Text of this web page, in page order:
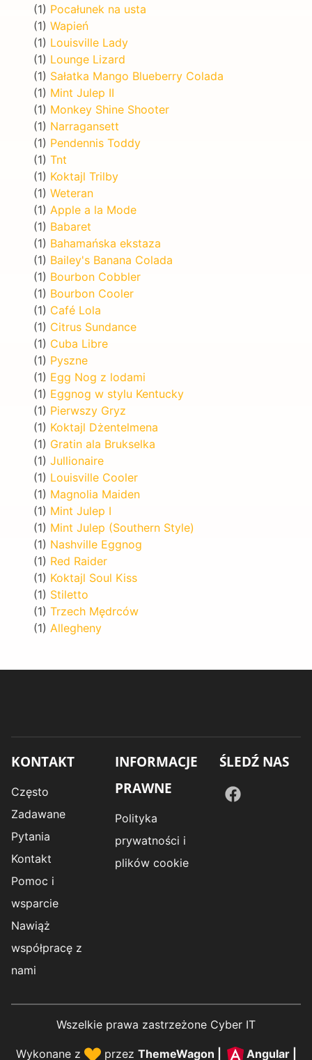
(1) Pocałunek na usta
(1) Wapień
(1) Louisville Lady
(1) Lounge Lizard
(1) Sałatka Mango Blueberry Colada
(1) Mint Julep II
(1) Monkey Shine Shooter
(1) Narragansett
(1) Pendennis Toddy
(1) Tnt
(1) Koktajl Trilby
(1) Weteran
(1) Apple a la Mode
(1) Babaret
(1) Bahamańska ekstaza
(1) Bailey's Banana Colada
(1) Bourbon Cobbler
(1) Bourbon Cooler
(1) Café Lola
(1) Citrus Sundance
(1) Cuba Libre
(1) Pyszne
(1) Egg Nog z lodami
(1) Eggnog w stylu Kentucky
(1) Pierwszy Gryz
(1) Koktajl Dżentelmena
(1) Gratin ala Brukselka
(1) Jullionaire
(1) Louisville Cooler
(1) Magnolia Maiden
(1) Mint Julep I
(1) Mint Julep (Southern Style)
(1) Nashville Eggnog
(1) Red Raider
(1) Koktajl Soul Kiss
(1) Stiletto
(1) Trzech Mędrców
(1) Allegheny
KONTAKT
Często
Zadawane
Pytania
Kontakt
Pomoc i
wsparcie
Nawiąż
współpracę z
nami
INFORMACJE
PRAWNE
Polityka
prywatności i
plików cookie
ŚLEDŹ NAS
Wszelkie prawa zastrzeżone Cyber IT
Wykonane z przez ThemeWagon Angular|